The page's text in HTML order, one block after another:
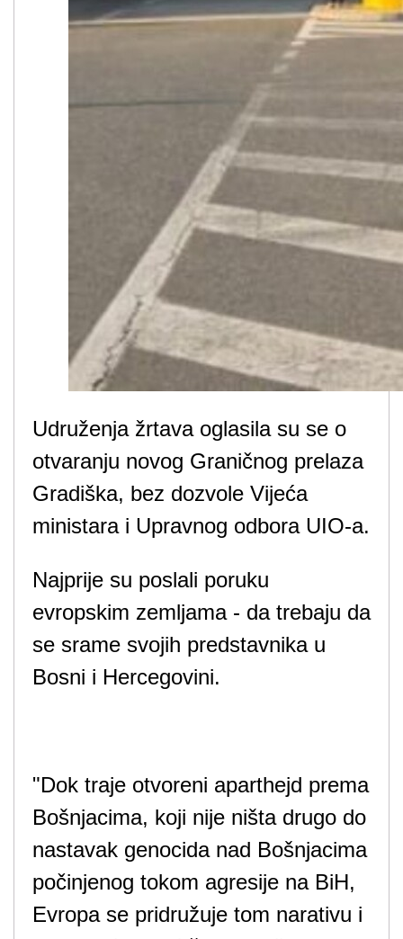
Udruženja žrtava oglasila su se o
otvaranju novog Graničnog prelaza
Gradiška, bez dozvole Vijeća
ministara i Upravnog odbora UIO-a.
Najprije su poslali poruku
evropskim zemljama - da trebaju da
se srame svojih predstavnika u
Bosni i Hercegovini.
"Dok traje otvoreni aparthejd prema
Bošnjacima, koji nije ništa drugo do
nastavak genocida nad Bošnjacima
počinjenog tokom agresije na BiH,
Evropa se pridružuje tom narativu i